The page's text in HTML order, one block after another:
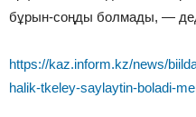
бұрын-соңды болмады, —
https://kaz.inform.kz/news/
halik-tkeley-saylaytin-boladi-